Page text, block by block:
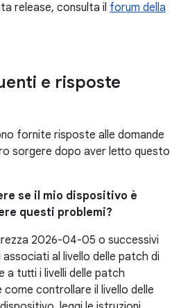
release, consulta il forum della
e risposte
fornite risposte alle domande
sorgere dopo aver letto questo
se il mio dispositivo è
questi problemi?
2026-04-05 o successivi
al livello delle patch di
tutti i livelli delle patch
controllare il livello delle